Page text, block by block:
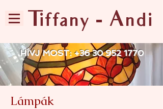
Tiffany - Andi
HÍVJ MOST: +36 30 952 1770
Lámpák